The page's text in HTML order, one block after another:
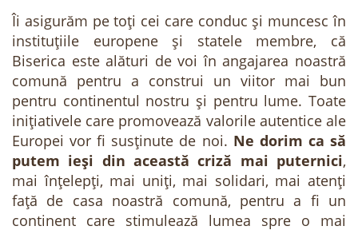
Îi asigurăm pe toți cei care conduc și muncesc în
instituțiile europene și statele membre, că
Biserica este alături de voi în angajarea noastră
comună pentru a construi un viitor mai bun
pentru continentul nostru și pentru lume. Toate
inițiativele care promovează valorile autentice ale
Europei vor fi susținute de noi. Ne dorim ca să
putem ieși din această criză mai puternici,
mai înțelepți, mai uniți, mai solidari, mai atenți
față de casa noastră comună, pentru a fi un
continent care stimulează lumea spre o mai